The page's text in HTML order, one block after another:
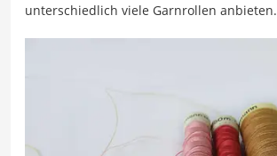
unterschiedlich viele Garnrollen anbieten.